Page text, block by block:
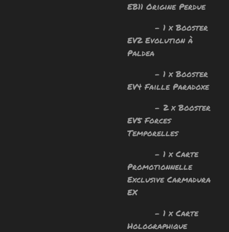
EB11 Origine Perdue
- 1 x Booster
EV2 Evolution à
Paldea
- 1 x Booster
EV4 Faille Paradoxe
- 2 x Booster
EV5 Forces
Temporelles
- 1 x Carte
Promotionnelle
Exclusive Carmadura
EX
- 1 x Carte
Holographique